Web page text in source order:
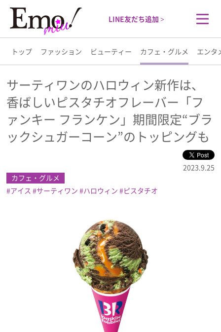
LINE友だち追加 >
トップ ファッション ビューティー カフェ・グルメ エンタ
トップ
ファッション
ビューティー
エンタメ
インタビュー
サーティワンのハロウィン新作は、
香ばしいピスタチオフレーバー「フ
ァンキー フランケン」期間限定“ブラ
ックシュガーコーン”のトッピングも
2023.9.25
カフェ・グルメ
アイス
サーティワン ハロウィン ピスタチオ